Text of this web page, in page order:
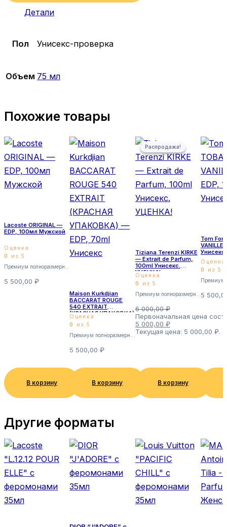
Детали
Пол Унисекс-проверка
Объем 75 мл
Похожие товары
Lacoste ORIGINAL —
EDP, 100мл Мужской
Оценка
0
из 5
5 500,00 ₽
В корзину
Maison Kurkdjian
BACCARAT ROUGE
540 EXTRAIT
(КРАСНАЯ УПАКОВКА)
— EDP, 70ml Унисекс
Оценка
0
из 5
5 500,00₽
В корзину
Распродажа!
Распродажа!
Tiziana Terenzi KIRKE
— Extrait de Parfum,
100ml Унисекс.
УЦЕНКА!
Оценка
0
из 5
6 000,00₽
Первоначальная цена
5 000,00 ₽
Текущая цена: 5 000,00 ₽.
В корзину
Tom
Унисекс
Оценка
0
из 5
5
Другие форматы